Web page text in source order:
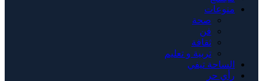
منوعات
صحة
فن
ثقافة
تربية و تعليم
الساحة تيفي
رأي حر